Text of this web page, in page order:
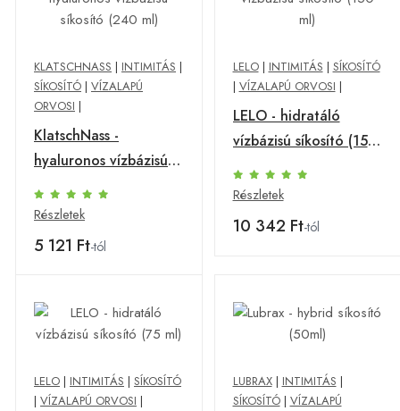
KLATSCHNASS | INTIMITÁS |
SÍKOSÍTÓ | VÍZALAPÚ
ORVOSI |
KlatschNass -
hyaluronos vízbázisú
síkosító (240 ml)
Részletek
5 121 Ft-tól
LELO| INTIMITÁS | SÍKOSÍTÓ
| VÍZALAPÚ ORVOSI |
LELO - hidratáló
vízbázisú síkosító (150
ml)
Részletek
10 342 Ft-tól
LELO | INTIMITÁS | SÍKOSÍTÓ
| VÍZALAPÚ ORVOSI |
LUBRAX| INTIMITÁS |
SÍKOSÍTÓ| VÍZALAPÚ